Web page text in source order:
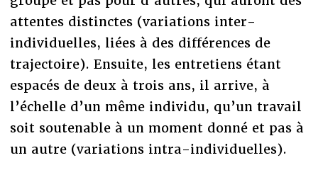
attentes distinctes (variations inter-
individuelles, liées à des différences de
trajectoire). Ensuite, les entretiens étant
espacés de deux à trois ans, il arrive, à
l’échelle d’un même individu, qu’un travail
soit soutenable à un moment donné et pas à
un autre (variations intra-individuelles).